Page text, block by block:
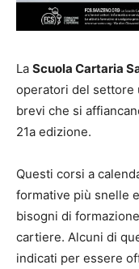
La Scuola Cartaria
operatori del settore
brevi che si
21a edizione.
Questi corsi a
formative più snelle
bisogni di
cartiere. Alcuni di
indicati per essere